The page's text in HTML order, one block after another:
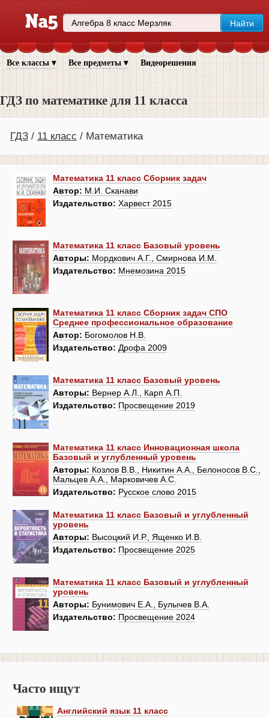
Все классы ▾ Все предметы ▾ Видеорешения
ГДЗ по математике для 11 класса
ГДЗ 11 класс Математика
Математика 11 класс Сборник задач
Автор: М.И. Сканави
Издательство: Харвест 2015
Математика 11 класс Базовый уровень
Авторы: Мордкович А.Г., Смирнова И.М.
Издательство: Мнемозина 2015
Математика 11 класс Сборник задач СПО
Среднее профессиональное образование
Автор: Богомолов Н.В.
Издательство: Дрофа 2009
Математика 11 класс Базовый уровень
Авторы: Вернер А.Л., Карп А.П.
Издательство: Просвещение 2019
Математика 11 класс Инновационная школа
Базовый и углубленный уровень
Авторы: Козлов В.В., Никитин А.А., Белоносов В.С.,
Мальцев А.А., Марковичев А.С.
Издательство: Русское слово 2015
Математика 11 класс Базовый и углубленный
уровень
Авторы: Высоцкий И.Р., Ященко И.В.
Издательство: Просвещение 2025
Математика 11 класс Базовый и углубленный
уровень
Авторы: Бунимович Е.А., Булычев В.А.
Издательство: Просвещение 2024
Часто ищут
Английский язык 11 класс